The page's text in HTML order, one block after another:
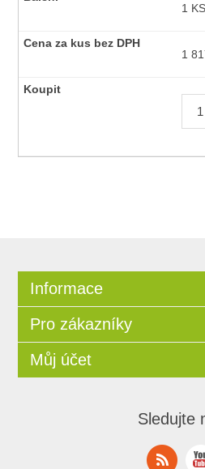
1 KS
1
Informace
Pro zákazníky
Můj účet
Sledujte